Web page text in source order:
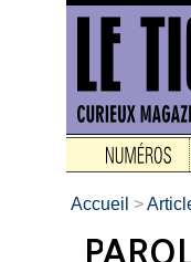
Accueil >